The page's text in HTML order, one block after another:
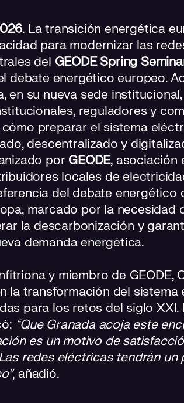
. La transición energética
para modernizar las
del GEODE Spring
debate energético europeo.
en su nueva sede
reguladores y
preparar el sistema
descentralizado y
por GEODE, asociación
locales de
del debate energético
marcado por la necesidad
la descarbonización y
demanda energética.
y miembro de GEODE,
la transformación del
para los retos del siglo XXI.
“Que Granada acoja este
es un motivo de
redes eléctricas tendrán un
, añadió.